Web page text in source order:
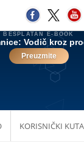
KORISNIČKI